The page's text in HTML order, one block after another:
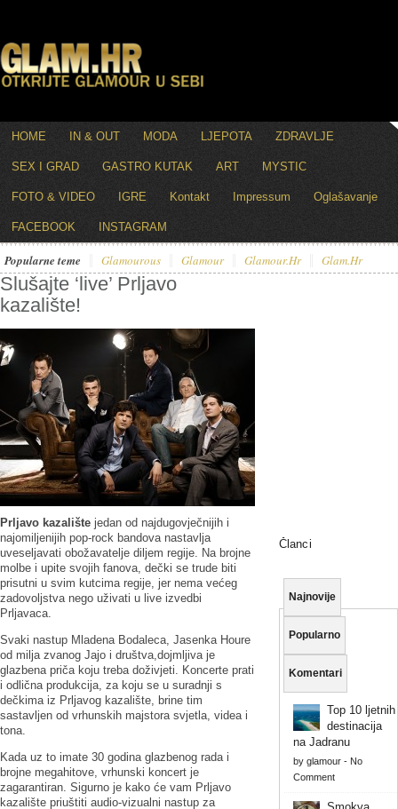
HOME IN & OUT MODA LJEPOTA ZDRAVLJE
SEX I GRAD GASTRO KUTAK ART MYSTIC
FOTO & VIDEO IGRE Kontakt Impressum Oglašavanje
FACEBOOK INSTAGRAM
Popularne teme Glamourous Glamour Glamour.hr Glam.hr
Slušajte ‘live’ Prljavo
kazalište!
Prljavo kazalište jedan od najdugovječnijih i
najomiljenijih pop-rock bandova nastavlja
uveseljavati obožavatelje diljem regije. Na brojne
molbe i upite svojih fanova, dečki se trude biti
prisutni u svim kutcima regije, jer nema većeg
zadovoljstva nego uživati u live izvedbi
Prljavaca.
Svaki nastup Mladena Bodaleca, Jasenka Houre
od milja zvanog Jajo i društva,dojmljiva je
glazbena priča koju treba doživjeti. Koncerte prati
i odlična produkcija, za koju se u suradnji s
dečkima iz Prljavog kazalište, brine tim
sastavljen od vrhunskih majstora svjetla, videa i
tona.
Kada uz to imate 30 godina glazbenog rada i
brojne megahitove, vrhunski koncert je
zagarantiran. Sigurno je kako će vam Prljavo
kazalište priuštiti audio-vizualni nastup za
Članci
Najnovije
Popularno
Komentari
Top 10 ljetnih
destinacija
na Jadranu
by glamour- No
Comment